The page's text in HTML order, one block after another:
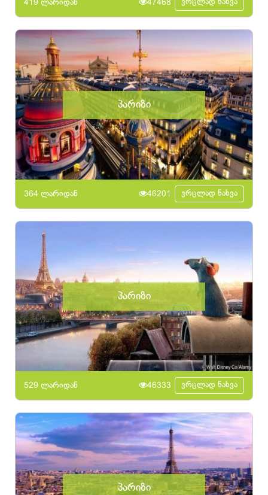
419 ლარიდან 47468 ვრცლად ნახვა
პარიზი
364 ლარიდან 46201 ვრცლად ნახვა
პარიზი
529 ლარიდან 46333 ვრცლად ნახვა
პარიზი